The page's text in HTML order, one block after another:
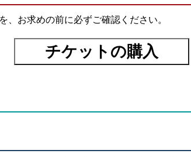
お求めの前に必ずご確認ください。